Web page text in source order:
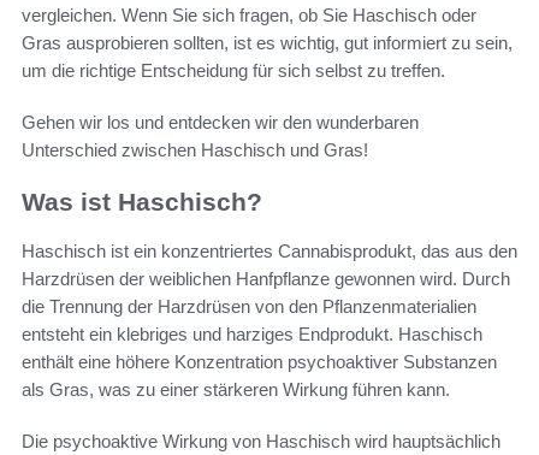
vergleichen. Wenn Sie sich fragen, ob Sie Haschisch oder
Gras ausprobieren sollten, ist es wichtig, gut informiert zu sein,
um die richtige Entscheidung für sich selbst zu treffen.
Gehen wir los und entdecken wir den wunderbaren
Unterschied zwischen Haschisch und Gras!
Was ist Haschisch?
Haschisch ist ein konzentriertes Cannabisprodukt, das aus den
Harzdrüsen der weiblichen Hanfpflanze gewonnen wird. Durch
die Trennung der Harzdrüsen von den Pflanzenmaterialien
entsteht ein klebriges und harziges Endprodukt. Haschisch
enthält eine höhere Konzentration psychoaktiver Substanzen
als Gras, was zu einer stärkeren Wirkung führen kann.
Die psychoaktive Wirkung von Haschisch wird hauptsächlich